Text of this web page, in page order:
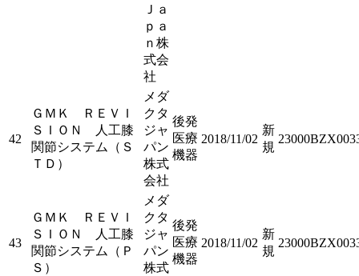
Ｊａ
ｐａ
ｎ株
式会
社
42
ＧＭＫ ＲＥＶＩ
ＳＩＯＮ 人工膝
関節システム（Ｓ
ＴＤ）
メダ
クタ
ジャ
パン
株式
会社
後発
医療
機器
2018/11/02
新
規
43
ＧＭＫ ＲＥＶＩ
ＳＩＯＮ 人工膝
関節システム（Ｐ
Ｓ）
メダ
クタ
ジャ
パン
株式
後発
医療
機器
2018/11/02
新
規